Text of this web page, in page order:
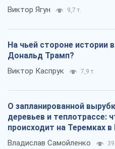
Виктор Ягун 9,7 т.
На чьей стороне истории
Дональд Трамп?
Виктор Каспрук 7,9 т.
О запланированной
деревьев и теплотрассе:
происходит на Теремках в
Владислав Самойленко 39